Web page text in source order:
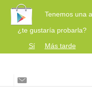
Tenemos una
¿te gustaría probarla?
Sí
Más tarde